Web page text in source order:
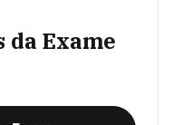
da Exame